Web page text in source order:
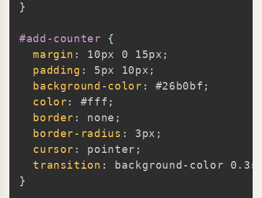
}
#add-counter
{
margin : 10px 0 15px ;
padding : 5px 10px ;
background-color : #26b0bf ;
color: #fff ;
border : none ;
border-radius : 3px ;
cursor : pointer ;
transition : background-color 0.3s
}